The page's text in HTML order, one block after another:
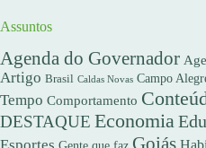
Assuntos
Agenda do Governador
Artigo Brasil Caldas Novas Campo
Tempo Comportamento
DESTAQUE Economia